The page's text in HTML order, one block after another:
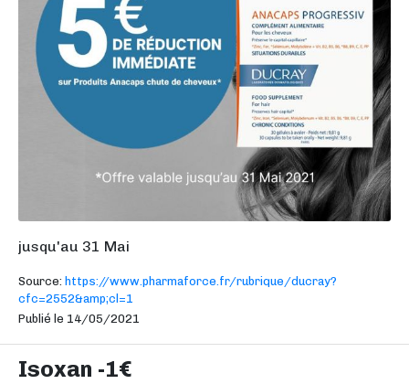
jusqu'au 31 Mai
Source: https://www.pharmaforce.fr/rubrique/ducray?
cfc=2552&amp;cl=1
Publié le 14/05/2021
Isoxan -1€